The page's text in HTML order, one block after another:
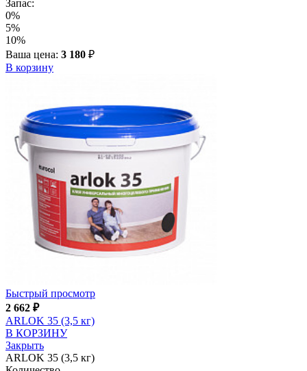
Запас:
0%
5%
10%
Ваша цена: 3 180 ₽
В корзину
Быстрый просмотр
2 662 ₽
ARLOK 35 (3,5 кг)
В КОРЗИНУ
Закрыть
ARLOK 35 (3,5 кг)